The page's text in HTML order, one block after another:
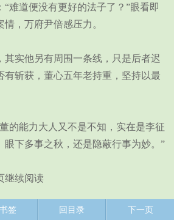
道便没有更好的法子了？”眼看即
，万府尹倍感压力。
实他另有周围一条线，只是后者迟
有斩获，董心五年老持重，坚持以最
能力大人又不是不知，实在是李征
眼下多事之秋，还是隐蔽行事为妙。”
续阅读
签 回目录 下一页